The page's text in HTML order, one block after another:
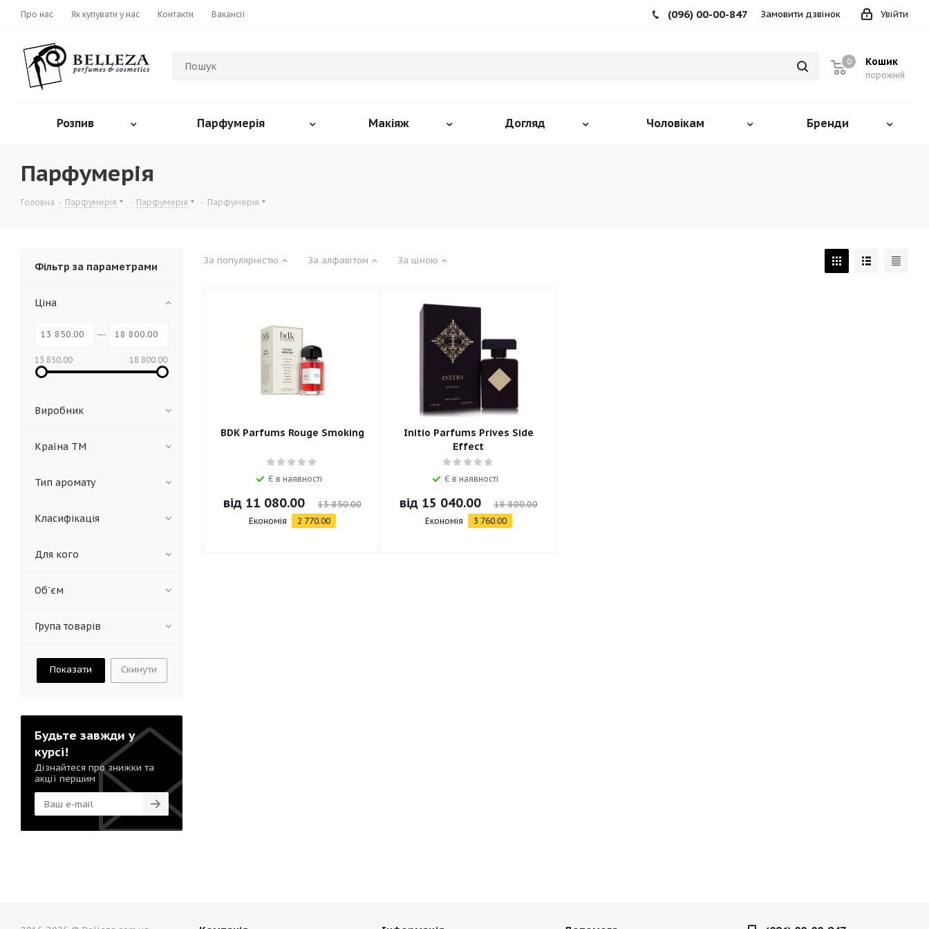
Про нас Як купувати у нас Контакти Вакансії Увійти
(096) 00-00-847 Замовити дзвінок
Кошик
порожній
0
Розпив Парфумерія Макіяж Догляд Чоловікам Бренди
Парфумерія
Головна - Парфумерія - Парфумерія - Парфумерія
За популярністю За алфавітом За ціною
BDK Parfums Rouge Smoking
Є в наявності
від 11 080.00 13 850.00
Економія 2 770.00
Initio Parfums Prives Side
Effect
Є в наявності
від 15 040.00 18 800.00
Економія 3 760.00
Фільтр за параметрами
Ціна
13 850.00 18 800.00
Виробник
Країна ТМ
Тип аромату
Класифікація
Для кого
Об`єм
Група товарів
Скинути
Будьте завжди у
курсі!
Дізнайтеся про знижки та
акції першим